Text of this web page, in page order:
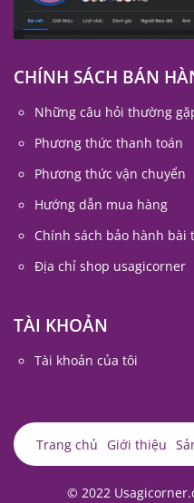
CHÍNH SÁCH BÁN
Những câu hỏi thường
Phương thức thanh toán
Phương thức vận chuyển
Hướng dẫn mua hàng
Chính sách bảo hành bài
Địa chỉ shop usagicorner
TÀI KHOẢN
Tài khoản của tôi
Trang chủ Giới thiệu
© 2022